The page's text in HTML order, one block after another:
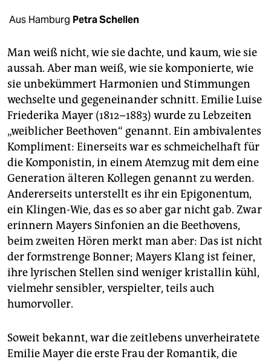
fragen & hilfe
unterstützen
abo
genossenschaft
epaper login
Aus Hamburg Petra Schellen
Man weiß nicht, wie sie dachte, und kaum, wie sie
aussah. Aber man weiß, wie sie komponierte, wie
sie unbekümmert Harmonien und Stimmungen
wechselte und gegeneinander schnitt. Emilie Luise
Friederika Mayer (1812–1883) wurde zu Lebzeiten
„weiblicher Beethoven“ genannt. Ein ambivalentes
Kompliment: Einerseits war es schmeichelhaft für
die Komponistin, in einem Atemzug mit dem eine
Generation älteren Kollegen genannt zu werden.
Andererseits unterstellt es ihr ein Epigonentum,
ein Klingen-Wie, das es so aber gar nicht gab. Zwar
erinnern Mayers Sinfonien an die Beethovens,
beim zweiten Hören merkt man aber: Das ist nicht
der formstrenge Bonner; Mayers Klang ist feiner,
ihre lyrischen Stellen sind weniger kristallin kühl,
vielmehr sensibler, verspielter, teils auch
humorvoller.
Soweit bekannt, war die zeitlebens unverheiratete
Emilie Mayer die erste Frau der Romantik, die